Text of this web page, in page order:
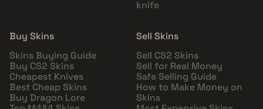
knife
Buy Skins
Skins Buying Guide
Buy CS2 Skins
Cheapest Knives
Best Cheap Skins
Buy Dragon Lore
Sell Skins
Sell CS2 Skins
Sell for Real Money
Safe Selling Guide
How to Make Money on
Skins